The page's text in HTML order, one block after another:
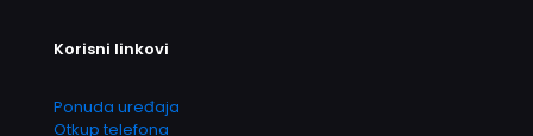
Korisni linkovi
Ponuda uređaja
Otkup telefona